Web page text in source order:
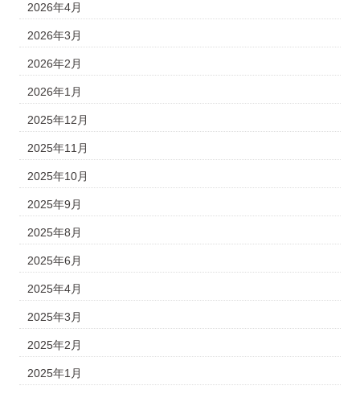
2026年4月
2026年3月
2026年2月
2026年1月
2025年12月
2025年11月
2025年10月
2025年9月
2025年8月
2025年6月
2025年4月
2025年3月
2025年2月
2025年1月